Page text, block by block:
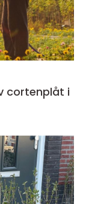
cortenplåt i